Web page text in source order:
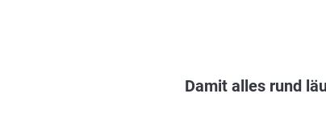
Damit alles rund